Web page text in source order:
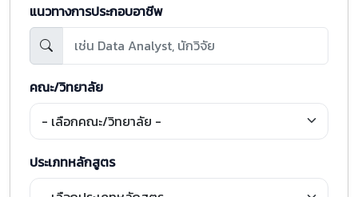
แนวทางการประกอบอาชีพ
คณะ/วิทยาลัย
ประเภทหลักสูตร